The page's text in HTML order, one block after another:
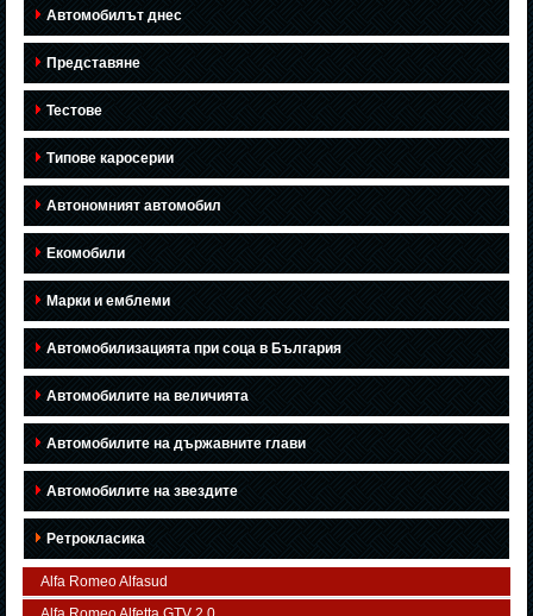
Автомобилът днес
Представяне
Тестове
Типове каросерии
Автономният автомобил
Екомобили
Марки и емблеми
Автомобилизацията при соца в България
Автомобилите на величията
Автомобилите на държавните глави
Автомобилите на звездите
Ретрокласика
Alfa Romeo Alfasud